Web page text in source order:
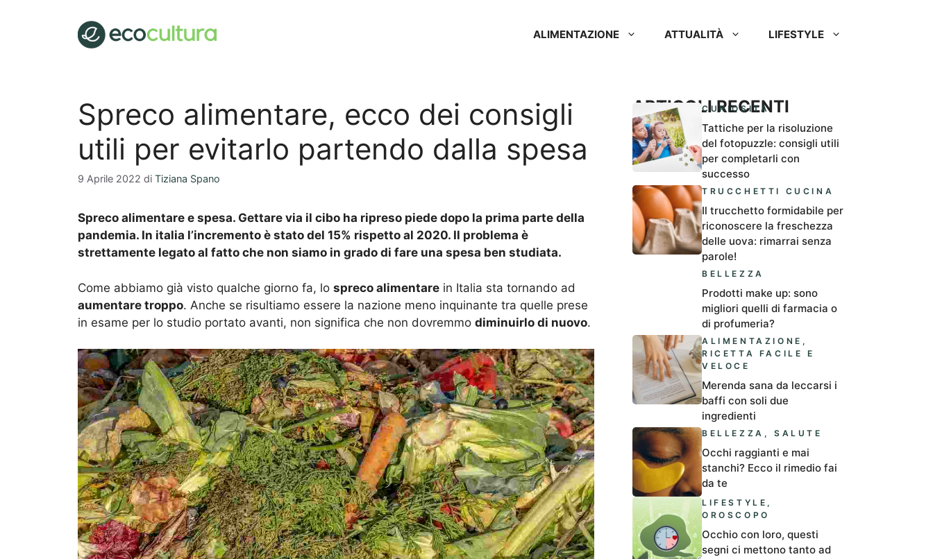
ALIMENTAZIONE ATTUALITÀ LIFESTYLE
Spreco alimentare, ecco dei consigli
utili per evitarlo partendo dalla spesa
9 Aprile 2022 di Tiziana Spano
Spreco alimentare e spesa. Gettare via il cibo ha ripreso piede dopo la prima parte della
pandemia. In italia l’incremento è stato del 15% rispetto al 2020. Il problema è
strettamente legato al fatto che non siamo in grado di fare una spesa ben studiata.
Come abbiamo già visto qualche giorno fa, lo spreco alimentare in Italia sta tornando ad
aumentare troppo. Anche se risultiamo essere la nazione meno inquinante tra quelle prese
in esame per lo studio portato avanti, non significa che non dovremmo diminuirlo di nuovo.
ARTICOLI RECENTI
CURIOSITÀ
Tattiche per la risoluzione
del fotopuzzle: consigli utili
per completarli con
successo
TRUCCHETTI CUCINA
Il trucchetto formidabile per
riconoscere la freschezza
delle uova: rimarrai senza
parole!
BELLEZZA
Prodotti make up: sono
migliori quelli di farmacia o
di profumeria?
ALIMENTAZIONE ,
RICETTA FACILE E
VELOCE
Merenda sana da leccarsi i
baffi con soli due
ingredienti
BELLEZZA ,SALUTE
Occhi raggianti e mai
stanchi? Ecco il rimedio fai
da te
LIFESTYLE ,
OROSCOPO
Occhio con loro, questi
segni ci mettono tanto ad